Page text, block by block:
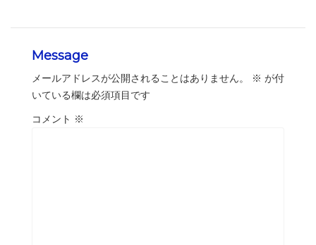
Message
メールアドレスが公開されることはありません。 ※ が付
いている欄は必須項目です
コメント ※